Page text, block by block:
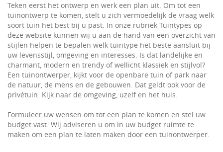
Teken eerst het ontwerp en werk een plan uit. Om tot een
tuinontwerp te komen, stelt u zich vermoedelijk de vraag welk
soort tuin het best bij u past. In onze rubriek Tuintypes op
deze website kunnen wij u aan de hand van een overzicht van
stijlen helpen te bepalen welk tuintype het beste aansluit bij
uw levensstijl, omgeving en interesses. Is dat landelijke en
charmant, modern en trendy of wellicht klassiek en stijlvol?
Een tuinontwerper, kijkt voor de openbare tuin of park naar
de natuur, de mens en de gebouwen. Dat geldt ook voor de
privétuin. Kijk naar de omgeving, uzelf en het huis.
Formuleer uw wensen om tot een plan te komen en stel uw
budget vast. Wij adviseren u om in uw budget ruimte te
maken om een plan te laten maken door een tuinontwerper.